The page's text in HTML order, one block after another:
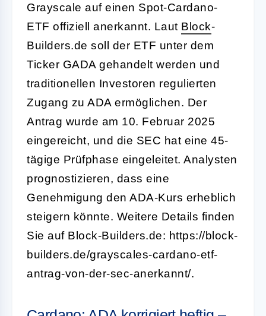
Grayscale auf einen Spot-Cardano-
ETF offiziell anerkannt. Laut Block-
Builders.de soll der ETF unter dem
Ticker GADA gehandelt werden und
traditionellen Investoren regulierten
Zugang zu ADA ermöglichen. Der
Antrag wurde am 10. Februar 2025
eingereicht, und die SEC hat eine 45-
tägige Prüfphase eingeleitet. Analysten
prognostizieren, dass eine
Genehmigung den ADA-Kurs erheblich
steigern könnte. Weitere Details finden
Sie auf Block-Builders.de: https://block-
builders.de/grayscales-cardano-etf-
antrag-von-der-sec-anerkannt/.